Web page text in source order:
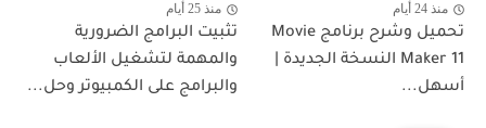
منذ 24 أيام
تحميل وشرح برنامج Movie
Maker 11 النسخة الجديدة |
أسهل...
منذ 25 أيام
تثبيت البرامج الضرورية
والمهمة لتشغيل الألعاب
والبرامج على الكمبيوتر وحل...